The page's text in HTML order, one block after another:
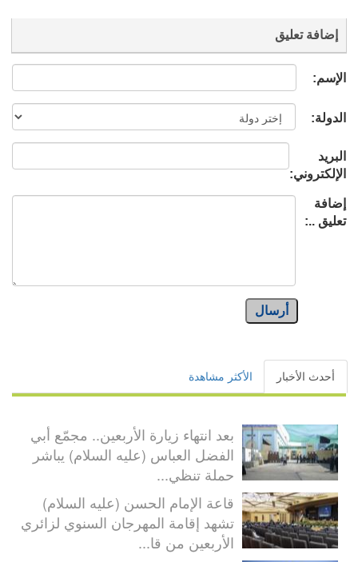
إضافة تعليق
الإسم:
الدولة:
البريد
الإلكتروني:
إضافة
تعليق ..:
أرسال
أحدث الأخبار الأكثر مشاهدة
بعد انتهاء زيارة الأربعين.. مجمّع أبي
الفضل العباس (عليه السلام) يباشر
حملة تنظي...
قاعة الإمام الحسن (عليه السلام)
تشهد إقامة المهرجان السنوي لزائري
الأربعين من قا...